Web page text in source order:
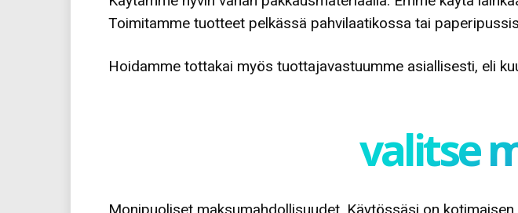
Toimitamme tuotteet pelkässä pahvilaatikossa tai
Hoidamme tottakai myös tuottajavastuumme asiallisesti, eli
valitse